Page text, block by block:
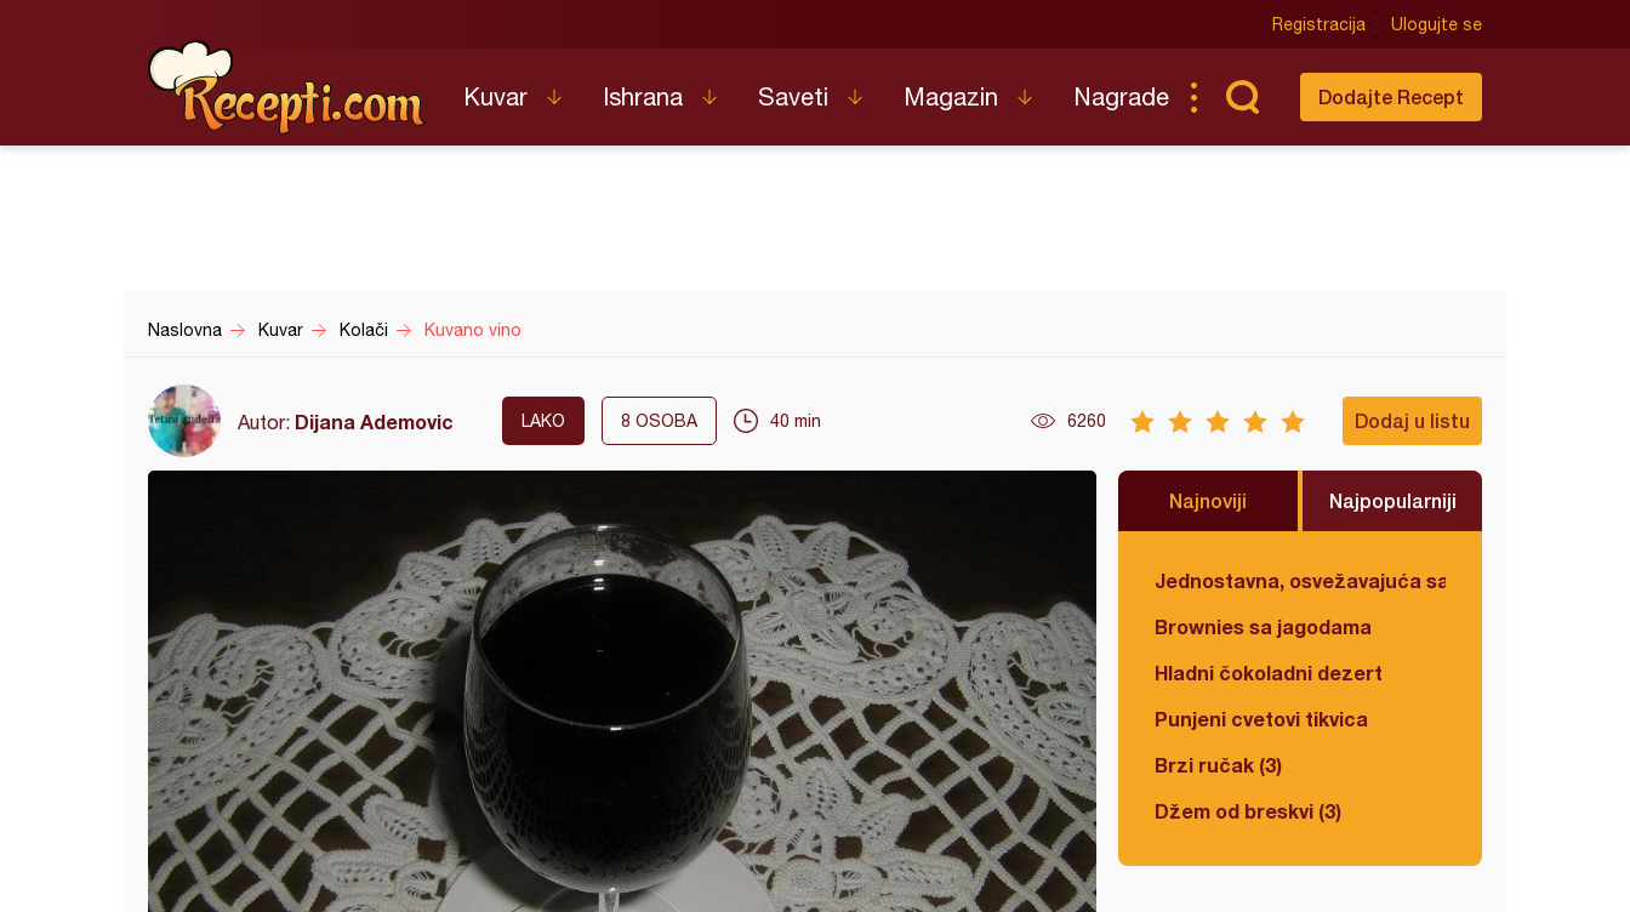
Registracija Ulogujte se
Kuvar Ishrana Saveti Magazin Nagrade Dodajte Recept
Naslovna Kuvar Kolači Kuvano vino
Autor: Dijana Ademovic LAKO 8 OSOBA 40 min 6260 Dodaj u listu
Najnoviji Najpopularniji
Jednostavna, osvežavajuća salata
Brownies sa jagodama
Hladni čokoladni dezert
Punjeni cvetovi tikvica
Brzi ručak (3)
Džem od breskvi (3)